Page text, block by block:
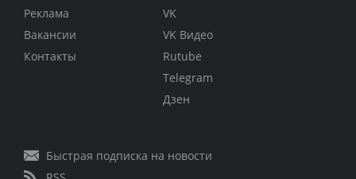
Реклама
Вакансии
Контакты
VK
VK Видео
Rutube
Telegram
Дзен
Быстрая подписка на новости